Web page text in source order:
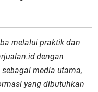
melalui praktik dan
dengan
media utama,
yang dibutuhkan